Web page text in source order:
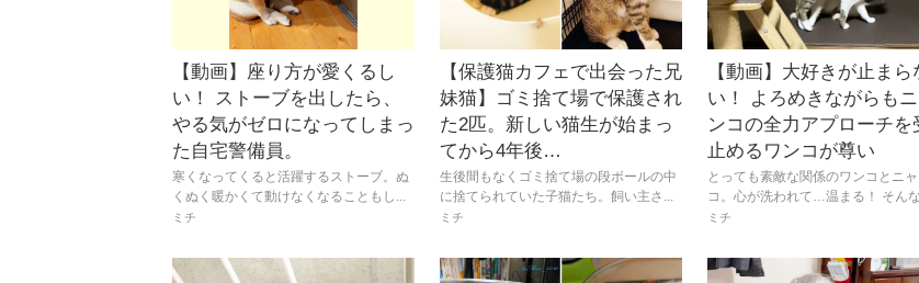
【動画】座り方が愛くるし
い！ ストーブを出したら、
やる気がゼロになってしまっ
た自宅警備員。
寒くなってくると活躍するストーブ。ぬ
くぬく暖かくて動けなくなることもし...
ミチ
【保護猫カフェで出会った兄
妹猫】ゴミ捨て場で保護され
た2匹。新しい猫生が始まっ
てから4年後…
生後間もなくゴミ捨て場の段ボールの中
に捨てられていた子猫たち。飼い主さ...
ミチ
【動画】大好きが止まら
い！ よろめきながらも
ンコの全力アプローチを
止めるワンコが尊い
とっても素敵な関係のワンコとニ
コ。心が洗われて…温まる！ そん
ミチ